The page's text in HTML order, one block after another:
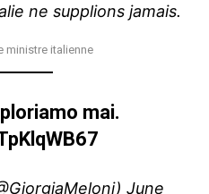
ne supplions jamais.
ministre italienne
mai.
June